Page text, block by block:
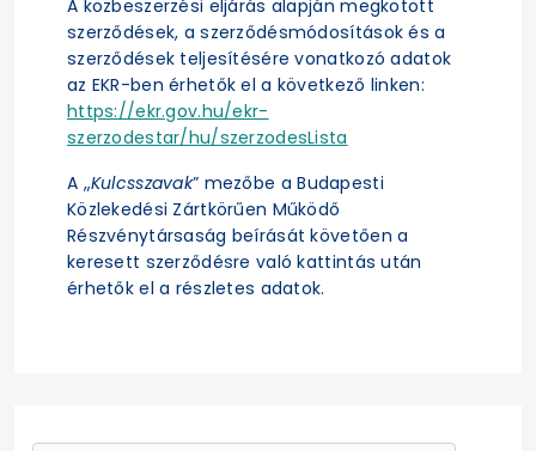
A közbeszerzési eljárás alapján megkötött
szerződések, a szerződésmódosítások és a
szerződések teljesítésére vonatkozó adatok
az EKR-ben érhetők el a következő linken:
https://ekr.gov.hu/ekr-
szerzodestar/hu/szerzodesLista
A „Kulcsszavak” mezőbe a Budapesti
Közlekedési Zártkörűen Működő
Részvénytársaság beírását követően a
keresett szerződésre való kattintás után
érhetők el a részletes adatok.